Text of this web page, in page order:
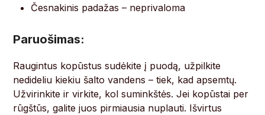
Česnakinis padažas – neprivaloma
Paruošimas:
Raugintus kopūstus sudėkite į puodą, užpilkite
nedideliu kiekiu šalto vandens – tiek, kad apsemtų.
Užvirinkite ir virkite, kol suminkštės. Jei kopūstai per
rūgštūs, galite juos pirmiausia nuplauti. Išvirtus